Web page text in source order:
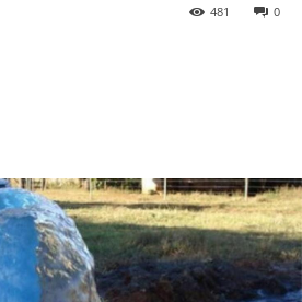
0
481